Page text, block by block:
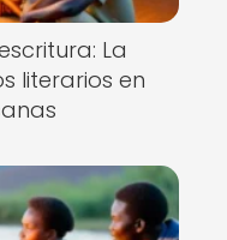
La
literarios en